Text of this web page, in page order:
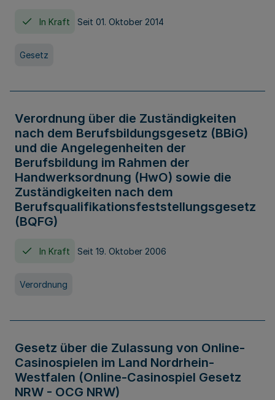
In Kraft Seit 01. Oktober 2014
Gesetz
Verordnung über die Zuständigkeiten
nach dem Berufsbildungsgesetz (BBiG)
und die Angelegenheiten der
Berufsbildung im Rahmen der
Handwerksordnung (HwO) sowie die
Zuständigkeiten nach dem
Berufsqualifikationsfeststellungsgesetz
(BQFG)
In Kraft Seit 19. Oktober 2006
Verordnung
Gesetz über die Zulassung von Online-
Casinospielen im Land Nordrhein-
Westfalen (Online-Casinospiel Gesetz
NRW - OCG NRW)